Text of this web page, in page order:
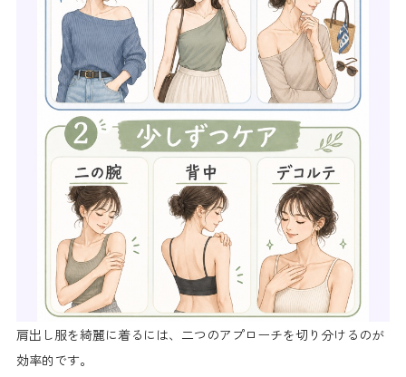
肩出し服を綺麗に着るには、二つのアプローチを切り分けるのが
効率的です。